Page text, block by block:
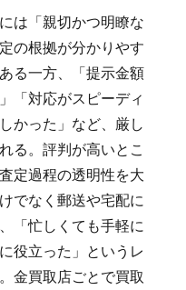
は「親切かつ明瞭な
の根拠が分かりやす
る一方、「提示金額
「対応がスピーディ
かった」など、厳し
る。評判が高いとこ
定過程の透明性を大
でなく郵送や宅配に
「忙しくても手軽に
役立った」というレ
金買取店ごとで買取